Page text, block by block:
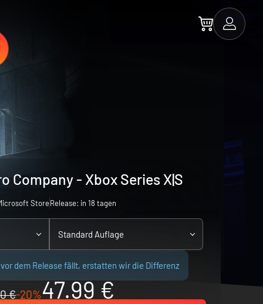
Company - Xbox Series X|S
StoreRelease: in 18 tagen
Standard Auflage
dem Release fällt, erstatten wir die Differenz
€-20%47.99 €